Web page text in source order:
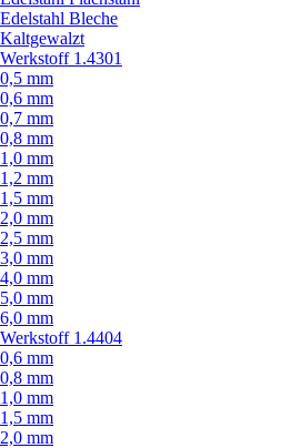
Edelstahl Bleche
Kaltgewalzt
Werkstoff 1.4301
0,5 mm
0,6 mm
0,7 mm
0,8 mm
1,0 mm
1,2 mm
1,5 mm
2,0 mm
2,5 mm
3,0 mm
4,0 mm
5,0 mm
6,0 mm
Werkstoff 1.4404
0,6 mm
0,8 mm
1,0 mm
1,5 mm
2,0 mm